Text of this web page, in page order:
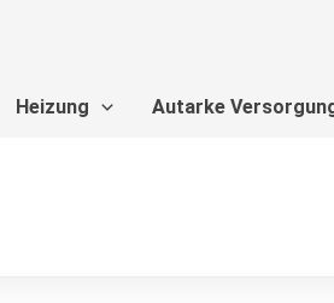
Heizung Autarke